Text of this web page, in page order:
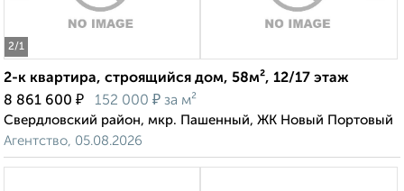
2/1
2-к квартира, строящийся дом, 58м², 12/17 этаж
8 861 600 ₽ 152 000 ₽ за м²
Свердловский район, мкр. Пашенный, ЖК Новый Портовый
Агентство, 05.08.2026